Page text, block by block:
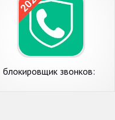
блокировщик звонков: